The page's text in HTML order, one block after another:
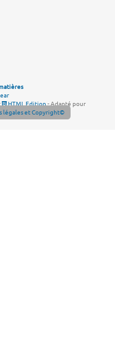
HTML Edition- Adapté pour
légales et Copyright©